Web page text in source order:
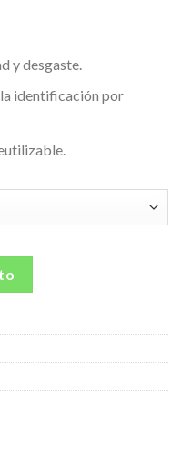
y desgaste.
identificación por